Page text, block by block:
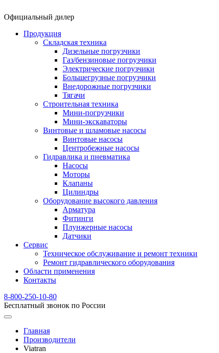
Официальный дилер
Продукция
Складская техника
Дизельные погрузчики
Газ/бензиновые погрузчики
Электрические погрузчики
Большегрузные погрузчики
Внедорожные погрузчики
Тягачи
Строительная техника
Мини-погрузчики
Мини-экскаваторы
Винтовые и шламовые насосы
Винтовые насосы
Центробежные насосы
Гидравлика и пневматика
Насосы
Моторы
Клапаны
Цилиндры
Оборудование высокого давления
Арматура
Фитинги
Плунжерные насосы
Датчики
Сервис
Техническое обслуживание и ремонт техники
Ремонт гидравлического оборудования
Области применения
Контакты
8-800-250-10-80
Бесплатный звонок по России
Главная
Производители
Viatran